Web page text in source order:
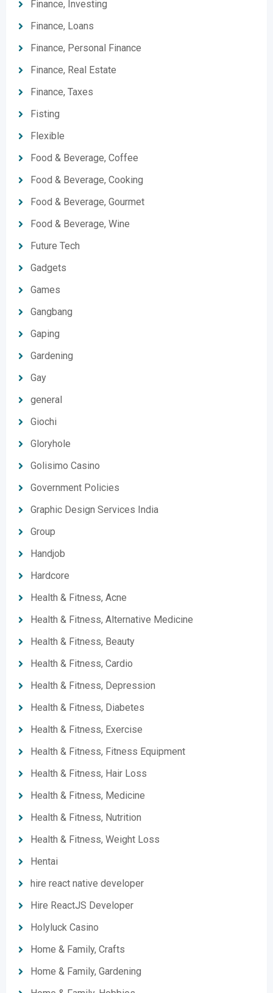
Finance, Investing
Finance, Loans
Finance, Personal Finance
Finance, Real Estate
Finance, Taxes
Fisting
Flexible
Food & Beverage, Coffee
Food & Beverage, Cooking
Food & Beverage, Gourmet
Food & Beverage, Wine
Future Tech
Gadgets
Games
Gangbang
Gaping
Gardening
Gay
general
Giochi
Gloryhole
Golisimo Casino
Government Policies
Graphic Design Services India
Group
Handjob
Hardcore
Health & Fitness, Acne
Health & Fitness, Alternative Medicine
Health & Fitness, Beauty
Health & Fitness, Cardio
Health & Fitness, Depression
Health & Fitness, Diabetes
Health & Fitness, Exercise
Health & Fitness, Fitness Equipment
Health & Fitness, Hair Loss
Health & Fitness, Medicine
Health & Fitness, Nutrition
Health & Fitness, Weight Loss
Hentai
hire react native developer
Hire ReactJS Developer
Holyluck Casino
Home & Family, Crafts
Home & Family, Gardening